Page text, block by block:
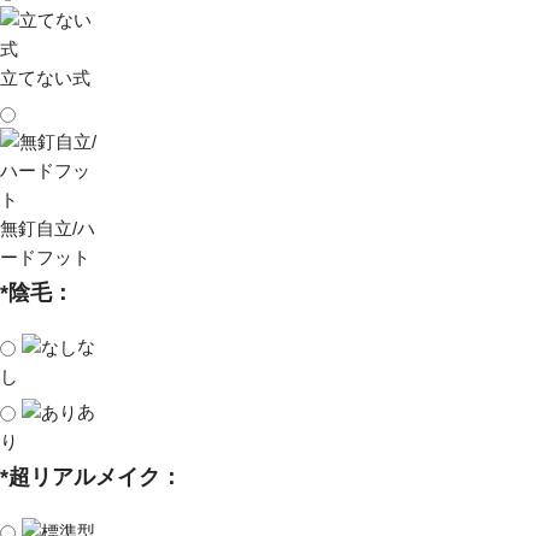
立てない式
無釘自立/ハ
ードフット
*陰毛：
な
し
あ
り
*超リアルメイク：